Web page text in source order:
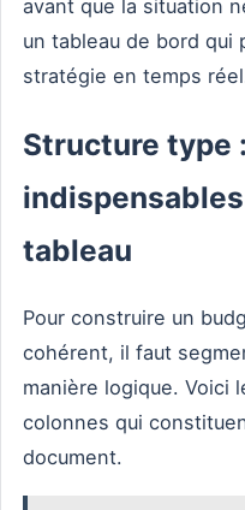
avant que la situation
un tableau de bord qui
stratégie en temps
Structure type
tableau
Pour construire un
cohérent, il faut
manière logique. Voici
colonnes qui
document.